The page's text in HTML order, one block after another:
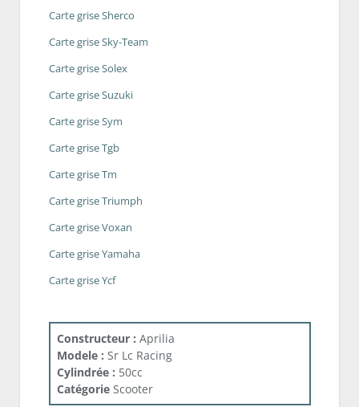
Carte grise Sherco
Carte grise Sky-Team
Carte grise Solex
Carte grise Suzuki
Carte grise Sym
Carte grise Tgb
Carte grise Tm
Carte grise Triumph
Carte grise Voxan
Carte grise Yamaha
Carte grise Ycf
Constructeur : Aprilia
Modele : Sr Lc Racing
Cylindrée : 50cc
Catégorie Scooter